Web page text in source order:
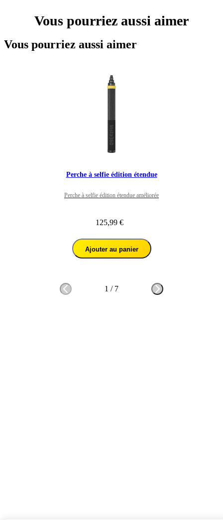
Vous pourriez aussi aimer
Vous pourriez aussi aimer
Perche à selfie édition étendue
Perche à selfie édition étendue améliorée
125,99 €
Ajouter au panier
1 / 7